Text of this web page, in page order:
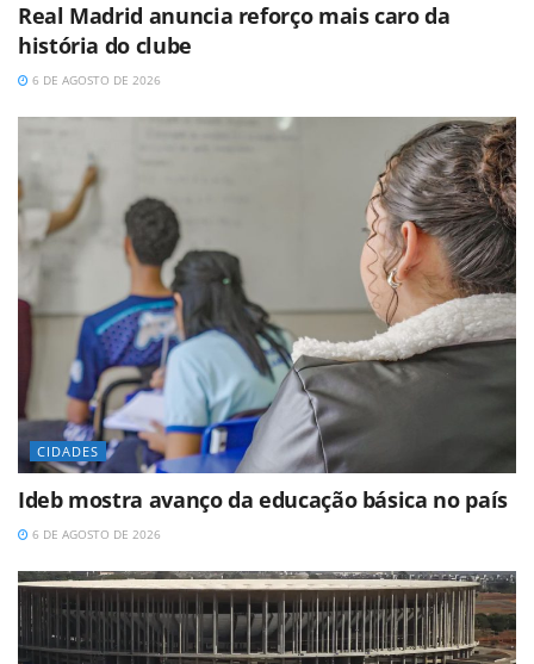
Real Madrid anuncia reforço mais caro da
história do clube
6 DE AGOSTO DE 2026
CIDADES
Ideb mostra avanço da educação básica no país
6 DE AGOSTO DE 2026